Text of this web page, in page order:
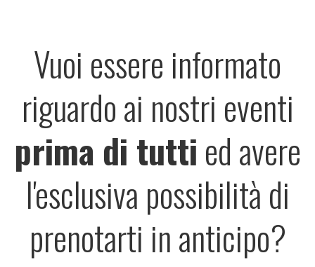
Vuoi essere informato
riguardo ai nostri eventi
prima di tuttied avere
l'esclusiva possibilità di
prenotarti in anticipo?